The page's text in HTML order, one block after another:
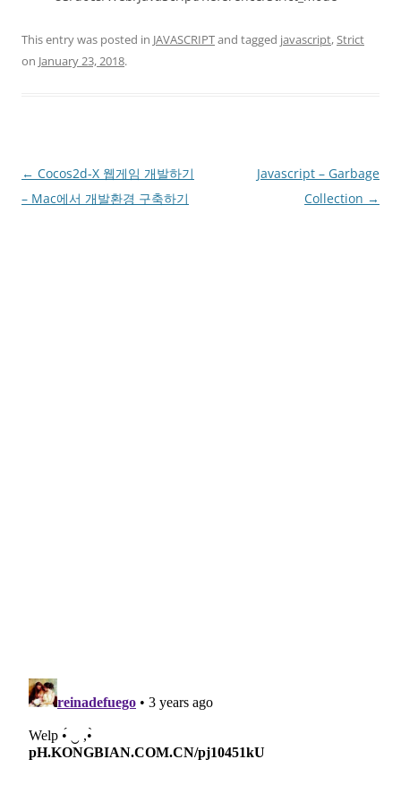
This entry was posted in JAVASCRIPTand tagged javascript,Strict
on January 23, 2018.
Post
navigation
← Cocos2d-X 웹게임 개발하기
– Mac에서 개발환경 구축하기
Javascript – Garbage
Collection →